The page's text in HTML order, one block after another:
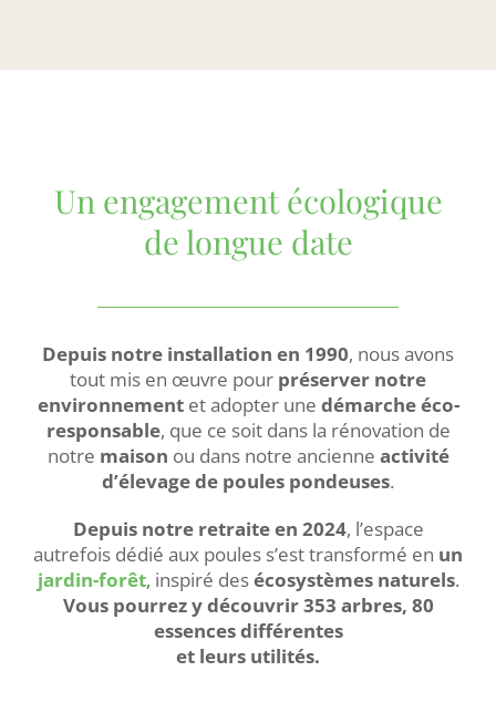
Un engagement écologique
de longue date
Depuis notre installation en 1990, nous avons
tout mis en œuvre pour préserver notre
environnementet adopter une démarche éco-
responsable, que ce soit dans la rénovation de
notre maison ou dans notre ancienne activité
d’élevage de poules pondeuses.
Depuis notre retraite en 2024, l’espace
autrefois dédié aux poules s’est transformé en un
jardin-forêt, inspiré desécosystèmes naturels.
Vous pourrez y découvrir 353 arbres, 80
essences différentes
et leurs utilités.